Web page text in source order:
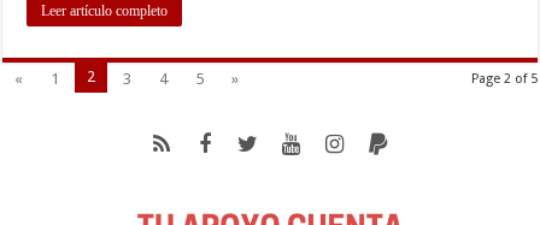
Leer artículo completo
Page 2 of 5
« 1 2 3 4 5 »